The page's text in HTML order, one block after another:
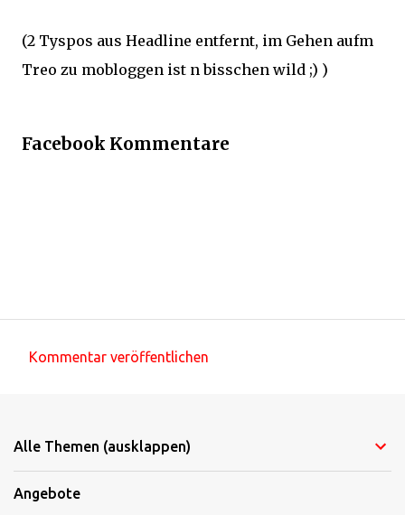
(2 Tyspos aus Headline entfernt, im Gehen aufm
Treo zu mobloggen ist n bisschen wild ;) )
Facebook Kommentare
m
n
Kommentar veröffentlichen
Alle Themen (ausklappen)
Angebote